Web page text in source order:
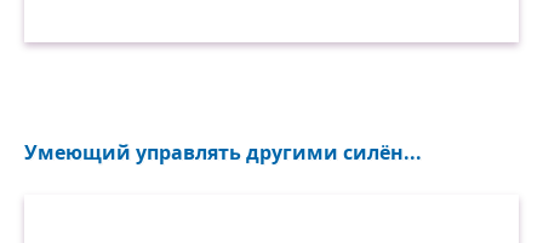
Умеющий управлять другими силён...